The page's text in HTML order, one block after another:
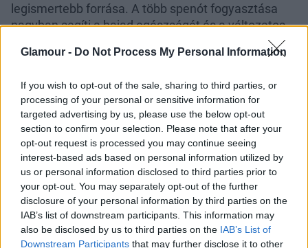
Glamour - Do Not Process My Personal Information
If you wish to opt-out of the sale, sharing to third parties, or
processing of your personal or sensitive information for
targeted advertising by us, please use the below opt-out
section to confirm your selection. Please note that after your
opt-out request is processed you may continue seeing
interest-based ads based on personal information utilized by
us or personal information disclosed to third parties prior to
your opt-out. You may separately opt-out of the further
disclosure of your personal information by third parties on the
IAB’s list of downstream participants. This information may
also be disclosed by us to third parties on the IAB’s List of
Downstream Participants that may further disclose it to other
legismertebb forrása. A több spenót fogyasztása
nagyban segíti a hajad egészségét és a változatos
étrendet is. De jó opció lehet még a kelkáposzta és a
fejes káposzta is, hiszen ezek mind vasban
Avokádó
Az avokádó A-vitamint, B-vitaminokat, C-vitamint, D-
vitamint, E-vitamint, vasat, cinket és biotint
tartalmaz. A biotin gyakran ajánlott a haj
egészségének serkentésére, ami az avokádó
mellett megtalálható a tojásban, a diófélékben és a
teljes kiőrlésű gabonákban is.